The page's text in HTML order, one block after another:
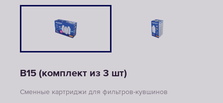
В15 (комплект из 3 шт)
Сменные картриджи для фильтров-кувшинов